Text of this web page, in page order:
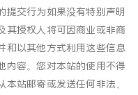
提交行为如果没有特别声明
其授权人将可因商业或非商
和以其他方式利用这些信息
内容。您对本站的使用不得
站邮寄或发送任何非法、